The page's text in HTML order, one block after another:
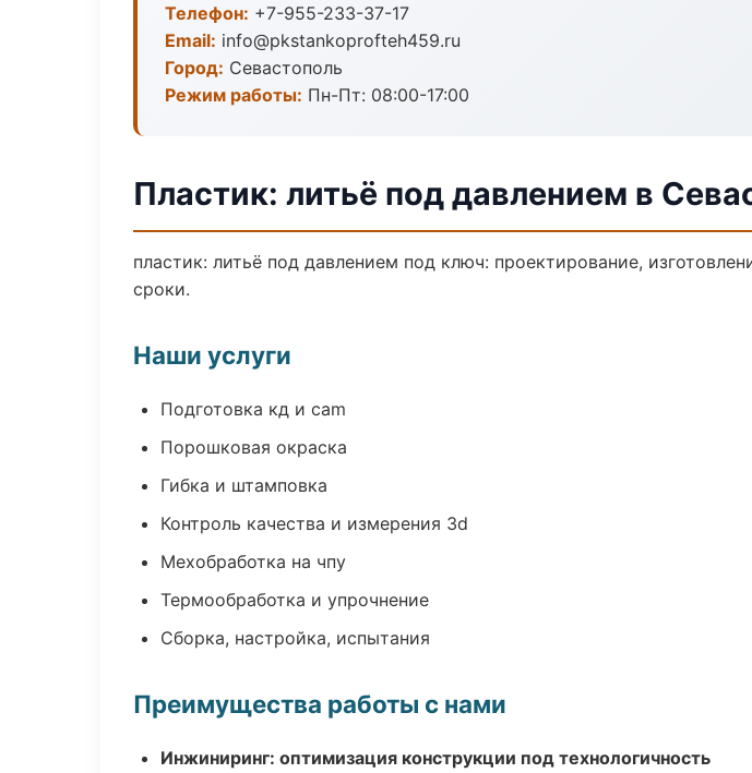
Телефон: +7-955-233-37-17
Email: info@pkstankoprofteh459.ru
Город: Севастополь
Режим работы: Пн-Пт: 08:00-17:00
Пластик: литьё под давлением в
пластик: литьё под давлением под ключ: проектирование,
сроки.
Наши услуги
Подготовка кд и cam
Порошковая окраска
Гибка и штамповка
Контроль качества и измерения 3d
Мехобработка на чпу
Термообработка и упрочнение
Сборка, настройка, испытания
Преимущества работы с нами
Инжиниринг: оптимизация конструкции под технологичность